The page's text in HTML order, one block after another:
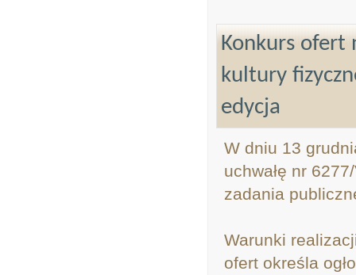
Konkurs ofert
kultury
edycja
W dniu 13
uchwałę nr
zadania
Warunki
ofert określa